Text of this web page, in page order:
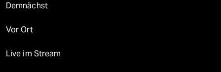
Demnächst
Vor Ort
Live im Stream